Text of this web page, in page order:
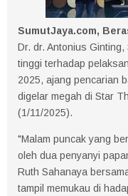
SumutJaya.com,
Dr. dr. Antonius
tinggi terhadap
2025, ajang pencarian
digelar megah di Star
(1/11/2025).
"Malam puncak yang
oleh dua penyanyi
Ruth Sahanaya
tampil memukau di